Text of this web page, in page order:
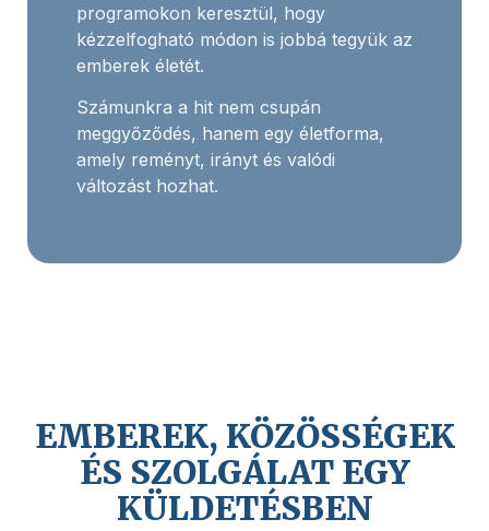
programokon keresztül, hogy
kézzelfogható módon is jobbá tegyük az
emberek életét.
Számunkra a hit nem csupán
meggyőződés, hanem egy életforma,
amely reményt, irányt és valódi
változást hozhat.
EMBEREK, KÖZÖSSÉGEK
ÉS SZOLGÁLAT EGY
KÜLDETÉSBEN